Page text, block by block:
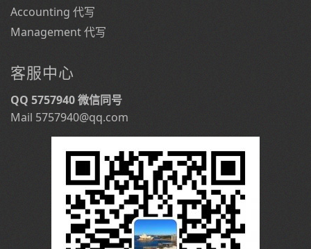
Accounting 代写
Management 代写
客服中心
QQ 5757940 微信同号
Mail 5757940@qq.com